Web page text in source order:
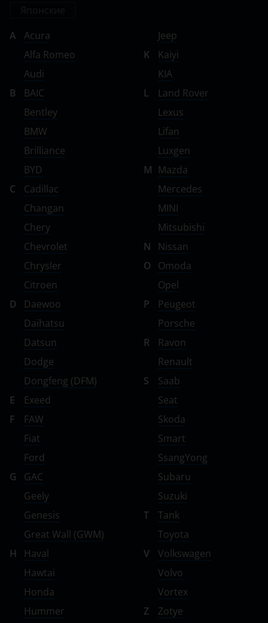
A
Acura
Alfa Romeo
Audi
B
BAIC
Bentley
BMW
Brilliance
BYD
C
Cadillac
Changan
Chery
Chevrolet
Chrysler
Citroen
D
Daewoo
Daihatsu
Datsun
Dodge
Dongfeng (DFM)
E
Exeed
F
FAW
Fiat
Ford
G
GAC
Geely
Genesis
Great Wall (GWM)
H
Haval
Hawtai
Honda
Hummer
Jeep
K
Kaiyi
KIA
L
Land Rover
Lexus
Lifan
Luxgen
M Mazda
Mercedes
MINI
Mitsubishi
N
Nissan
O
Omoda
Opel
P
Peugeot
Porsche
R
Ravon
Renault
S
Saab
Seat
Skoda
Smart
SsangYong
Subaru
Suzuki
T
Tank
Toyota
V
Volkswagen
Volvo
Vortex
Z
Zotye